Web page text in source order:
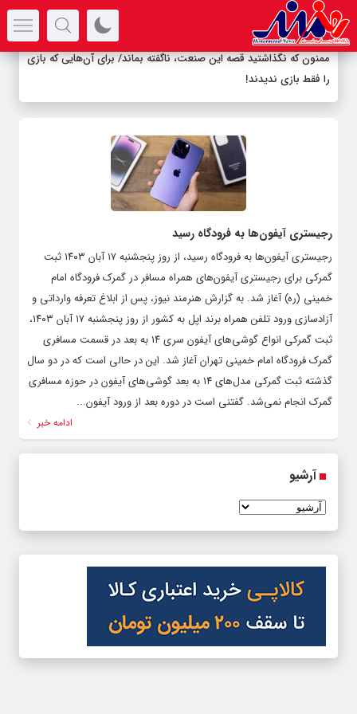
ممنون که نگذاشتید قصه این صنعت، ناگفته بماند/ برای آن‌هایی که بازی
را فقط بازی ندیدند!
رجیستری آیفون‌ها به فرودگاه رسید
رجیستری آیفون‌ها به فرودگاه رسید، از روز پنجشنبه ۱۷ آبان ۱۴۰۳ ثبت
گمرکی برای رجیستری آیفون‌های همراه مسافر در گمرک فرودگاه امام
خمینی (ره) آغاز شد. به گزارش هنرمند نیوز، پس از ابلاغ تعرفه وارداتی و
آزادسازی ورود تلفن همراه برند اپل به کشور از روز پنجشنبه ۱۷ آبان ۱۴۰۳،
ثبت گمرکی انواع گوشی‌های آیفون سری ۱۴ به بعد در قسمت مسافری
گمرک فرودگاه امام خمینی تهران آغاز شد. این در حالی است که در دو سال
گذشته ثبت گمرکی مدل‌های ۱۴ به بعد گوشی‌های آیفون در حوزه مسافری
گمرک انجام نمی‌شد. گفتنی است در دوره بعد از ورود آیفون...
ادامه خبر
آرشیو